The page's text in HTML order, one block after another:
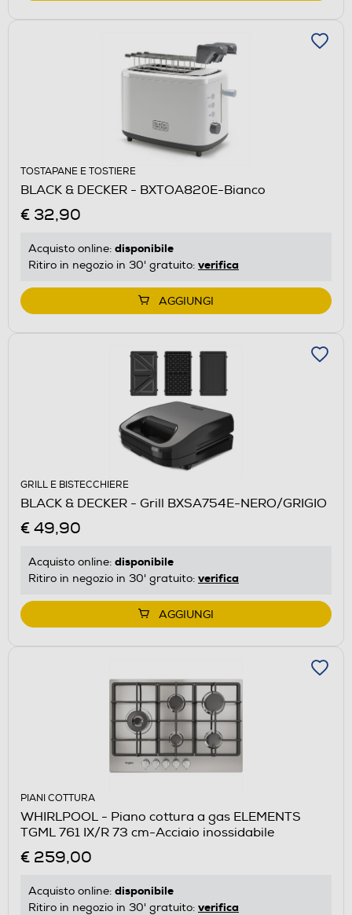
TOSTAPANE E TOSTIERE
BLACK & DECKER - BXTOA820E-Bianco
€ 32,90
Acquisto online: disponibile
Ritiro in negozio in 30' gratuito: verifica
AGGIUNGI
GRILL E BISTECCHIERE
BLACK & DECKER - Grill BXSA754E-NERO/GRIGIO
€ 49,90
Acquisto online: disponibile
Ritiro in negozio in 30' gratuito: verifica
AGGIUNGI
PIANI COTTURA
WHIRLPOOL - Piano cottura a gas ELEMENTS
TGML 761 IX/R 73 cm-Acciaio inossidabile
€ 259,00
Acquisto online: disponibile
Ritiro in negozio in 30' gratuito: verifica